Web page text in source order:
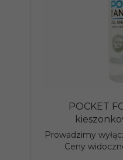
POCKET
Prowadzimy
Ceny